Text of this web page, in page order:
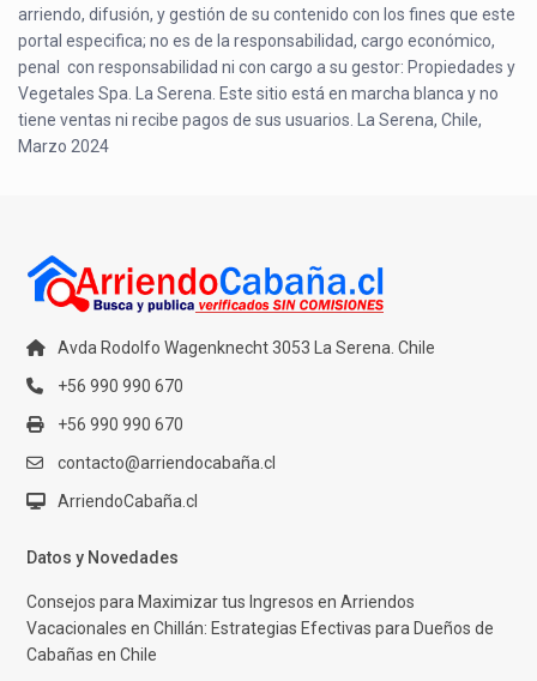
arriendo, difusión, y gestión de su contenido con los fines que este
portal especifica; no es de la responsabilidad, cargo económico,
penal con responsabilidad ni con cargo a su gestor: Propiedades y
Vegetales Spa. La Serena. Este sitio está en marcha blanca y no
tiene ventas ni recibe pagos de sus usuarios. La Serena, Chile,
Marzo 2024
Avda Rodolfo Wagenknecht 3053 La Serena. Chile
+56 990 990 670
+56 990 990 670
contacto@arriendocabaña.cl
ArriendoCabaña.cl
Datos y Novedades
Consejos para Maximizar tus Ingresos en Arriendos
Vacacionales en Chillán: Estrategias Efectivas para Dueños de
Cabañas en Chile